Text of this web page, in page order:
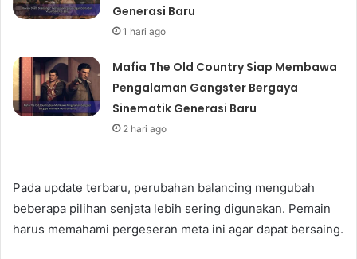
Generasi Baru
1 hari ago
Mafia The Old Country Siap Membawa
Pengalaman Gangster Bergaya
Sinematik Generasi Baru
2 hari ago
Pada update terbaru, perubahan balancing mengubah
beberapa pilihan senjata lebih sering digunakan. Pemain
harus memahami pergeseran meta ini agar dapat bersaing.